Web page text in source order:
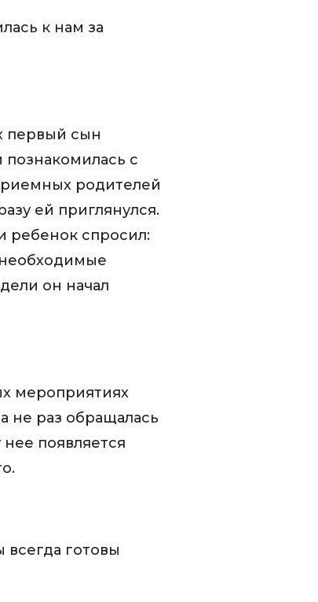
к нам за
первый сын
с
родителей
ей приглянулся.
ребенок спросил:
он начал
мероприятиях
не раз обращалась
появляется
готовы